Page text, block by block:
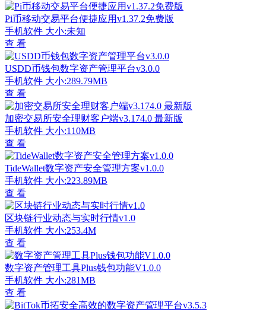
Pi币移动交易平台便捷应用v1.37.2免费版
手机软件 大小:未知
查 看
USDD币钱包数字资产管理平台v3.0.0
手机软件 大小:289.79MB
查 看
加密交易所安全理财客户端v3.174.0 最新版
手机软件 大小:110MB
查 看
TideWallet数字资产安全管理方案v1.0.0
手机软件 大小:223.89MB
查 看
区块链行业动态与实时行情v1.0
手机软件 大小:253.4M
查 看
数字资产管理工具Plus钱包功能V1.0.0
手机软件 大小:281MB
查 看